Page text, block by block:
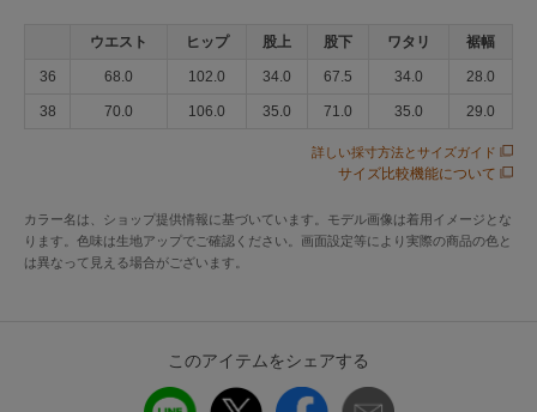
配送料
送料無料
（税込5,000円以上ご購入で送料無料）
カテゴリ パンツ デニムパンツ
可
ウエスト ヒップ 股上 股下 ワタリ 裾幅
36 68.0 102.0 34.0 67.5 34.0 28.0
38 70.0 106.0 35.0 71.0 35.0 29.0
詳しい採寸方法とサイズガイド
サイズ比較機能について
カラー名は、ショップ提供情報に基づいています。モデル画像は着用イメージとな
ります。色味は生地アップでご確認ください。画面設定等により実際の商品の色と
は異なって見える場合がございます。
このアイテムをシェアする